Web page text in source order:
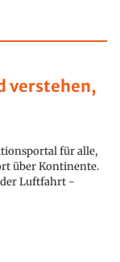
verstehen,
für alle,
über Kontinente.
der Luftfahrt -